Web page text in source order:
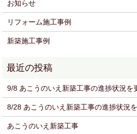
お知らせ
リフォーム施工事例
新築施工事例
9/8 あこうのいえ新築工事の進捗状況を
8/28 あこうのいえ新築工事の進捗状況を
あこうのいえ新築工事